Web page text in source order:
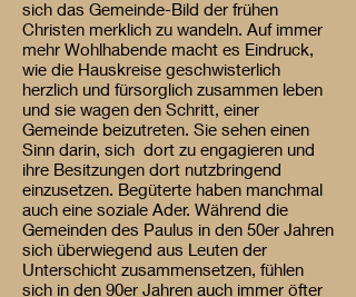
sich das Gemeinde-Bild der frühen
Christen merklich zu wandeln. Auf immer
mehr Wohlhabende macht es Eindruck,
wie die Hauskreise geschwisterlich
herzlich und fürsorglich zusammen leben
und sie wagen den Schritt, einer
Gemeinde beizutreten. Sie sehen einen
Sinn darin, sich dort zu engagieren und
ihre Besitzungen dort nutzbringend
einzusetzen. Begüterte haben manchmal
auch eine soziale Ader. Während die
Gemeinden des Paulus in den 50er Jahren
sich überwiegend aus Leuten der
Unterschicht zusammensetzen, fühlen
sich in den 90er Jahren auch immer öfter